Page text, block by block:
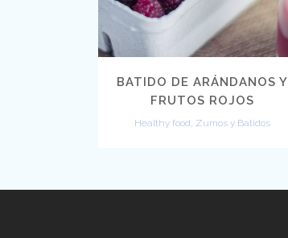
BATIDO DE ARÁNDANOS Y
FRUTOS ROJOS
Healthy food, Zumos y Batidos